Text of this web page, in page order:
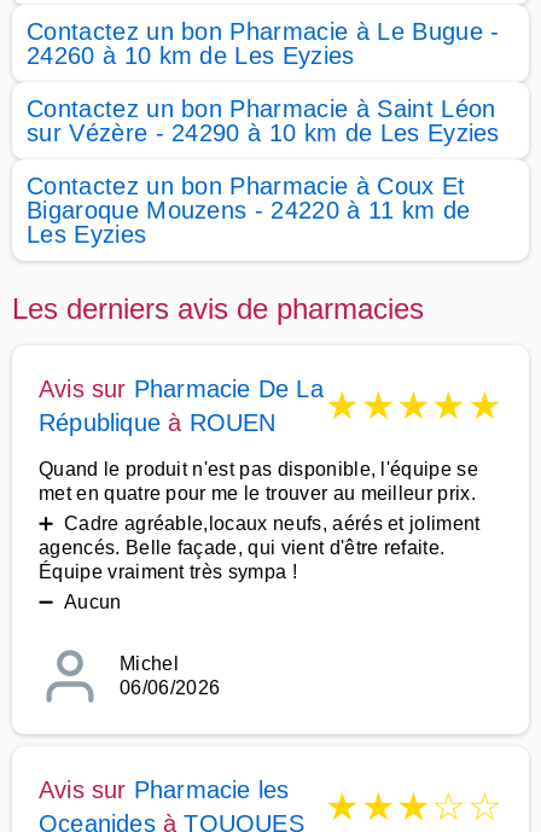
Contactez un bon Pharmacie à Le Bugue -
24260 à 10 km de Les Eyzies
Contactez un bon Pharmacie à Saint Léon
sur Vézère - 24290 à 10 km de Les Eyzies
Contactez un bon Pharmacie à Coux Et
Bigaroque Mouzens - 24220 à 11 km de
Les Eyzies
Les derniers avis de pharmacies
Avis sur Pharmacie De La
République à ROUEN ★★★★★
Quand le produit n'est pas disponible, l'équipe se
met en quatre pour me le trouver au meilleur prix.
➕ Cadre agréable,locaux neufs, aérés et joliment
agencés. Belle façade, qui vient d'être refaite.
Équipe vraiment très sympa !
➖ Aucun
Michel
06/06/2026
Avis sur Pharmacie les
OceanidesàTOUQUES ★★★☆☆